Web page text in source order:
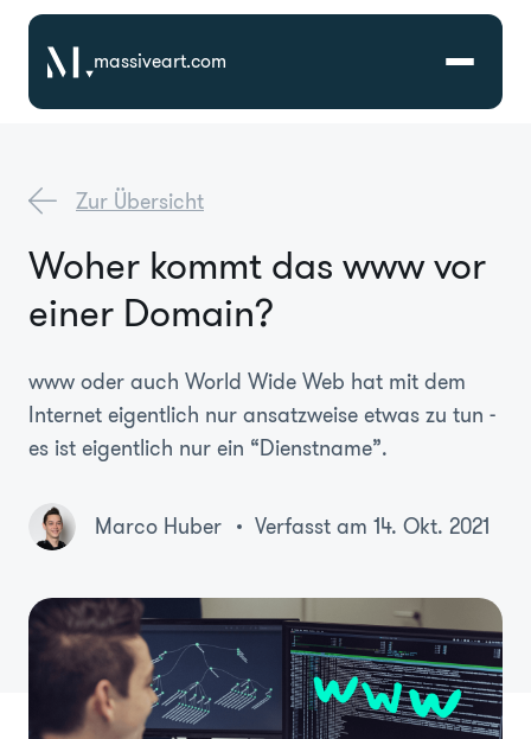
massiveart.com
Referenzen
Branchen
Karriere
Über Uns
Zur Übersicht
Woher kommt das www vor
einer Domain?
www oder auch World Wide Web hat mit dem
Internet eigentlich nur ansatzweise etwas zu tun -
es ist eigentlich nur ein “Dienstname”.
Marco Huber Verfasst am 14. Okt. 2021